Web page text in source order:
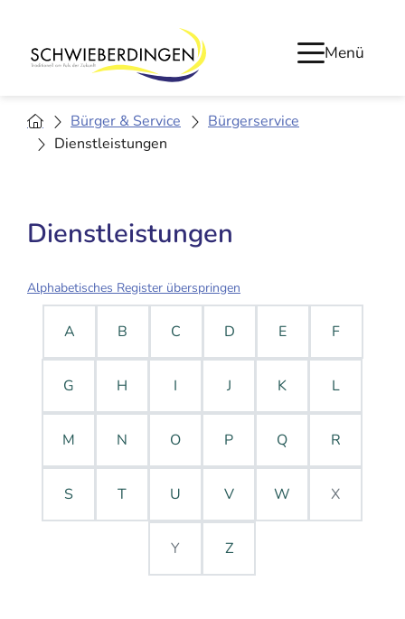
Menü
Bürger & Service
Bürgerservice
Dienstleistungen
Dienstleistungen
Alphabetisches Register überspringen
A B C D E F
G H I J K L
M N O P Q R
S T U V W X
Y Z